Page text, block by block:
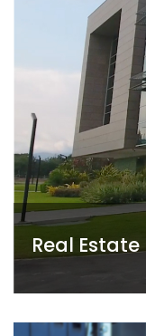
Real Estate